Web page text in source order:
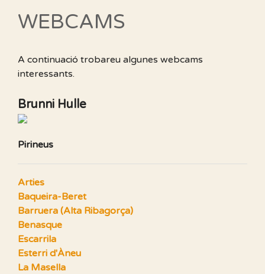
WEBCAMS
A continuació trobareu algunes webcams
interessants.
Brunni Hulle
Pirineus
Arties
Baqueira-Beret
Barruera (Alta Ribagorça)
Benasque
Escarrila
Esterri d'Àneu
La Masella